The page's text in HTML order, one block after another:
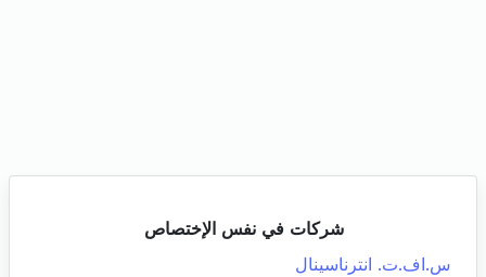
شركات في نفس الإختصاص
س.اف.ت. انترناسينال